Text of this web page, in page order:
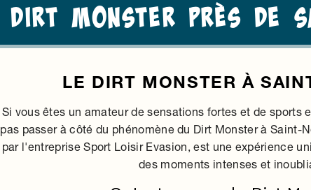
Dirt monster près de
LE DIRT MONSTER À
Si vous êtes un amateur de sensations fortes et de sports
pas passer à côté du phénomène du Dirt Monster à Saint-
par l'entreprise Sport Loisir Evasion, est une expérience
des moments intenses et